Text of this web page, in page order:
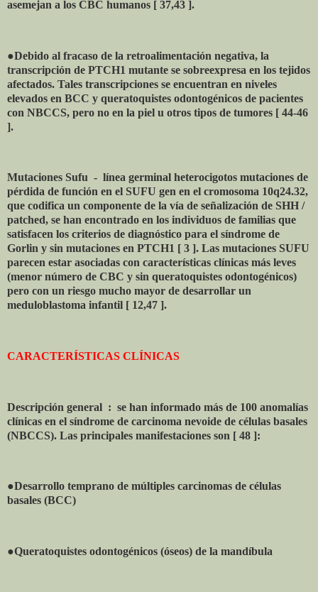
asemejan a los CBC humanos [ 37,43 ].
●Debido al fracaso de la retroalimentación negativa, la
transcripción de PTCH1 mutante se sobreexpresa en los tejidos
afectados. Tales transcripciones se encuentran en niveles
elevados en BCC y queratoquistes odontogénicos de pacientes
con NBCCS, pero no en la piel u otros tipos de tumores [ 44-46
].
Mutaciones Sufu - línea germinal heterocigotos mutaciones de
pérdida de función en el SUFU gen en el cromosoma 10q24.32,
que codifica un componente de la vía de señalización de SHH /
patched, se han encontrado en los individuos de familias que
satisfacen los criterios de diagnóstico para el síndrome de
Gorlin y sin mutaciones en PTCH1 [ 3 ]. Las mutaciones SUFU
parecen estar asociadas con características clínicas más leves
(menor número de CBC y sin queratoquistes odontogénicos)
pero con un riesgo mucho mayor de desarrollar un
meduloblastoma infantil [ 12,47 ].
CARACTERÍSTICAS CLÍNICAS
Descripción general : se han informado más de 100 anomalías
clínicas en el síndrome de carcinoma nevoide de células basales
(NBCCS). Las principales manifestaciones son [ 48 ]:
●Desarrollo temprano de múltiples carcinomas de células
basales (BCC)
●Queratoquistes odontogénicos (óseos) de la mandíbula